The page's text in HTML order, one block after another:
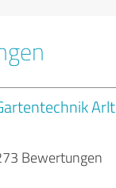
Arlt
Bewertungen